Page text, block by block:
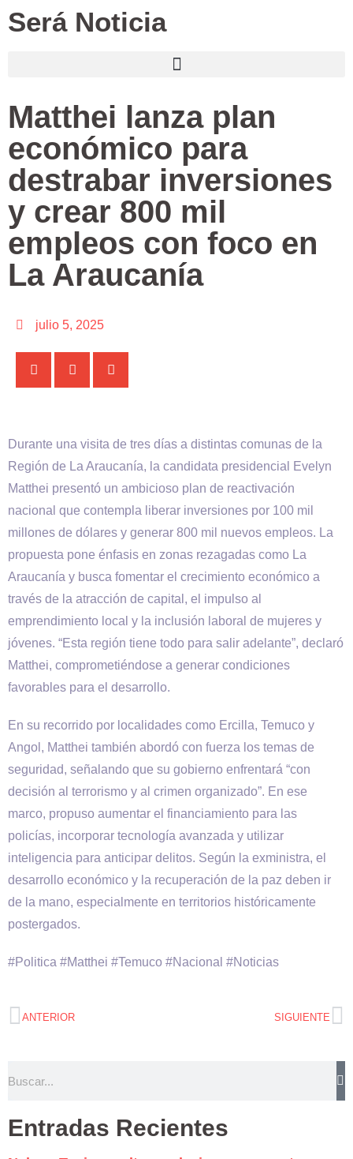
Será Noticia
Matthei lanza plan
económico para
destrabar inversiones
y crear 800 mil
empleos con foco en
La Araucanía
julio 5, 2025
Durante una visita de tres días a distintas comunas de la
Región de La Araucanía, la candidata presidencial Evelyn
Matthei presentó un ambicioso plan de reactivación
nacional que contempla liberar inversiones por 100 mil
millones de dólares y generar 800 mil nuevos empleos. La
propuesta pone énfasis en zonas rezagadas como La
Araucanía y busca fomentar el crecimiento económico a
través de la atracción de capital, el impulso al
emprendimiento local y la inclusión laboral de mujeres y
jóvenes. “Esta región tiene todo para salir adelante”, declaró
Matthei, comprometiéndose a generar condiciones
favorables para el desarrollo.
En su recorrido por localidades como Ercilla, Temuco y
Angol, Matthei también abordó con fuerza los temas de
seguridad, señalando que su gobierno enfrentará “con
decisión al terrorismo y al crimen organizado”. En ese
marco, propuso aumentar el financiamiento para las
policías, incorporar tecnología avanzada y utilizar
inteligencia para anticipar delitos. Según la exministra, el
desarrollo económico y la recuperación de la paz deben ir
de la mano, especialmente en territorios históricamente
postergados.
#Politica #Matthei #Temuco #Nacional #Noticias
ANTERIOR SIGUIENTE
Entradas Recientes